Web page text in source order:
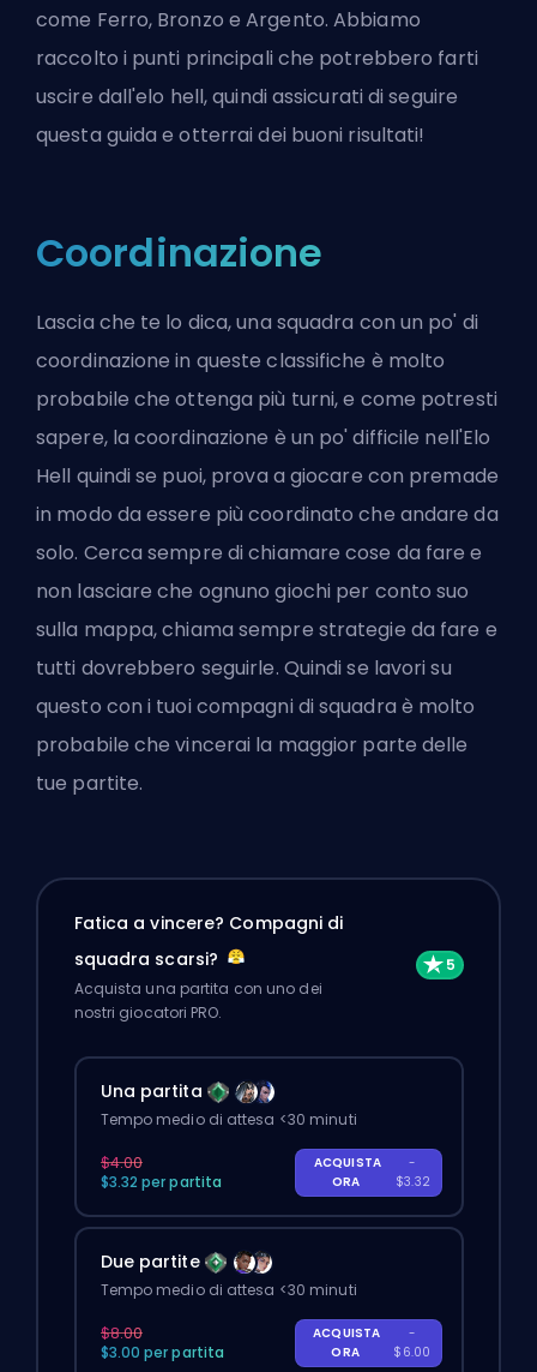
come Ferro, Bronzo e Argento. Abbiamo
raccolto i punti principali che potrebbero farti
uscire dall'elo hell, quindi assicurati di seguire
questa guida e otterrai dei buoni risultati!
Coordinazione
Lascia che te lo dica, una squadra con un po' di
coordinazione in queste classifiche è molto
probabile che ottenga più turni, e come potresti
sapere, la coordinazione è un po' difficile nell'Elo
Hell quindi se puoi, prova a giocare con premade
in modo da essere più coordinato che andare da
solo. Cerca sempre di chiamare cose da fare e
non lasciare che ognuno giochi per conto suo
sulla mappa, chiama sempre strategie da fare e
tutti dovrebbero seguirle. Quindi se lavori su
questo con i tuoi compagni di squadra è molto
probabile che vincerai la maggior parte delle
tue partite.
Fatica a vincere? Compagni di
squadra scarsi?
Acquista una partita con uno dei
nostri giocatori PRO.
Una partita
Tempo medio di attesa <30 minuti
$4.00
$3.32 per partita
ACQUISTA
ORA
-
$3.32
Due partite
Tempo medio di attesa <30 minuti
$8.00
$3.00 per partita
ACQUISTA
ORA
-
$6.00